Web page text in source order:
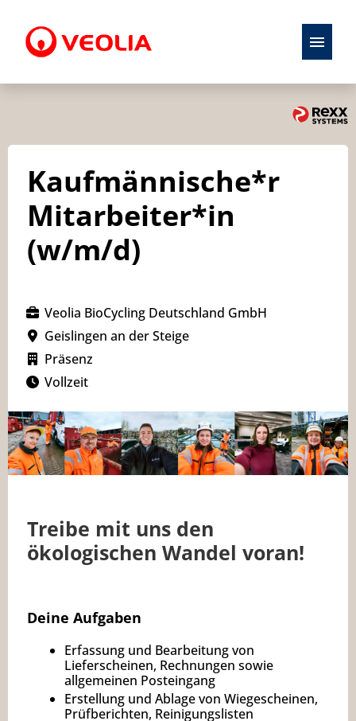
Initiativbewerbung
Karriere
Kaufmännische*r
Mitarbeiter*in
(w/m/d)
Veolia BioCycling Deutschland GmbH
Geislingen an der Steige
Präsenz
Vollzeit
Treibe mit uns den
ökologischen Wandel voran!
Deine Aufgaben
Erfassung und Bearbeitung von
Lieferscheinen, Rechnungen sowie
allgemeinen Posteingang
Erstellung und Ablage von Wiegescheinen,
Prüfberichten, Reinigungslisten